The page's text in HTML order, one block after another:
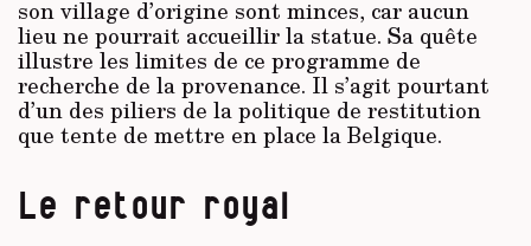
son village d’origine sont minces, car aucun
lieu ne pourrait accueillir la statue. Sa quête
illustre les limites de ce programme de
recherche de la provenance. Il s’agit pourtant
d’un des piliers de la politique de restitution
que tente de mettre en place la Belgique.
Le retour royal